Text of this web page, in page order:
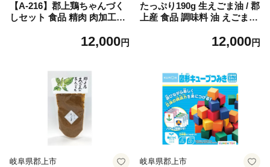
【A-216】郡上鶏ちゃんづく
しセット 食品 精肉 肉加工品
12,000円
たっぷり190g 生えごま油 / 郡
上産 食品 調味料 油 えごま油
レッシング 野菜に 豆腐に 味
12,000円
岐阜県郡上市 岐阜県郡上市